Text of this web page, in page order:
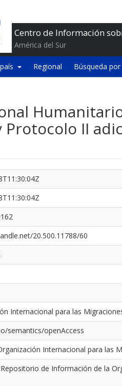
Centro de Información
América del Sur
Regional Búsqueda
II
20.500.11788/60
Internacional para las
semantics/openAccess
Internacional para las
de Información de la